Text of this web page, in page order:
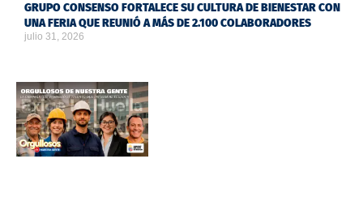
GRUPO CONSENSO FORTALECE SU CULTURA DE BIENESTAR CON
UNA FERIA QUE REUNIÓ A MÁS DE 2.100 COLABORADORES
julio 31, 2026